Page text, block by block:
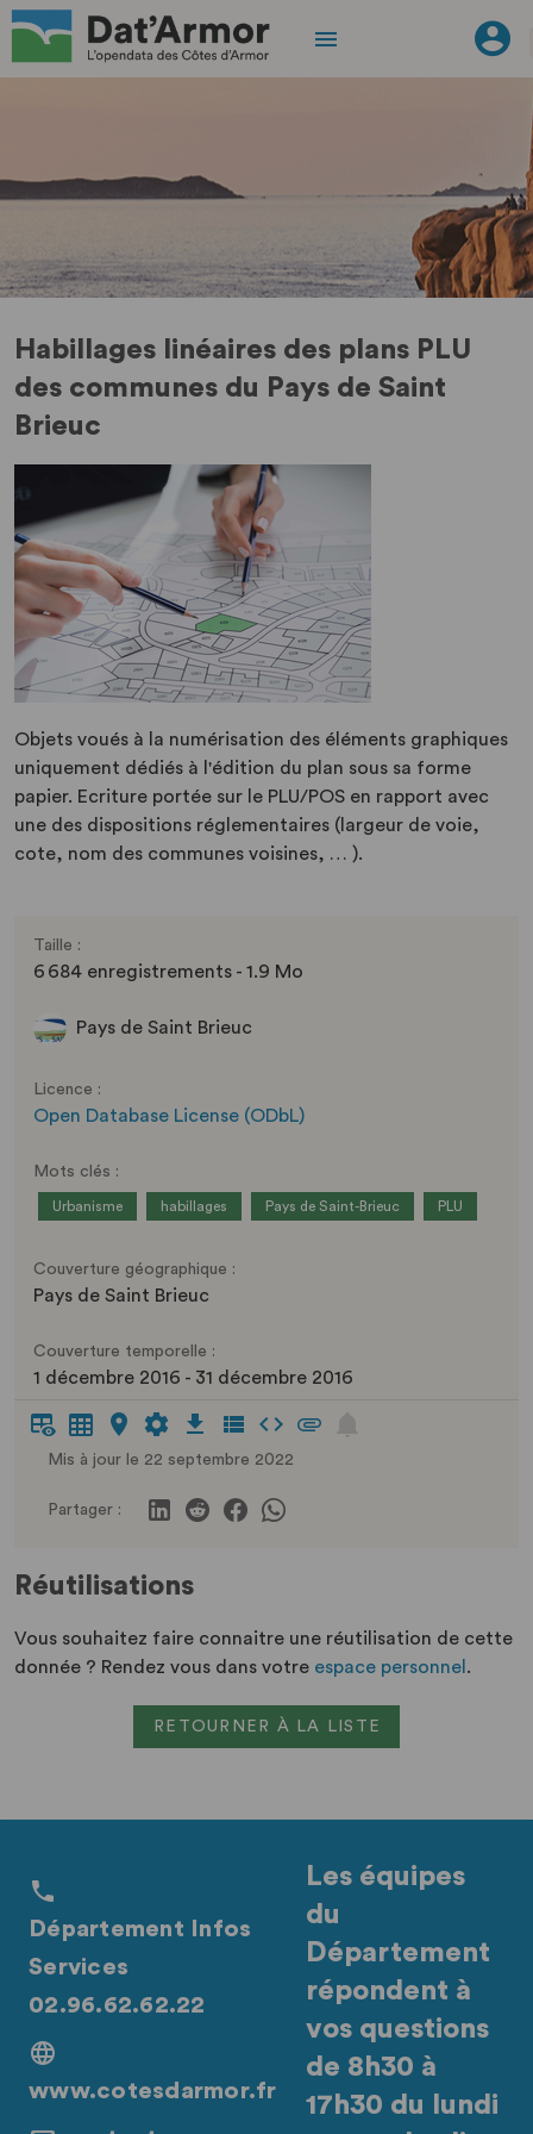
Habillages linéaires des plans PLU
des communes du Pays de Saint
Brieuc
Objets voués à la numérisation des éléments graphiques
uniquement dédiés à l'édition du plan sous sa forme
papier. Ecriture portée sur le PLU/POS en rapport avec
une des dispositions réglementaires (largeur de voie,
cote, nom des communes voisines, … ).
Taille :
6 684 enregistrements - 1.9 Mo
Pays de Saint Brieuc
Licence :
Open Database License (ODbL)
Mots clés :
Urbanisme habillages Pays de Saint-Brieuc PLU
Couverture géographique :
Pays de Saint Brieuc
Couverture temporelle :
1 décembre 2016 - 31 décembre 2016
Mis à jour le 22 septembre 2022
Partager :
Réutilisations
Vous souhaitez faire connaitre une réutilisation de cette
donnée ? Rendez vous dans votre espace personnel .
RETOURNER À LA LISTE
Département Infos
Services
02.96.62.62.22
www.cotesdarmor.fr
Les équipes
du
Département
répondent à
vos questions
de 8h30 à
17h30 du lundi